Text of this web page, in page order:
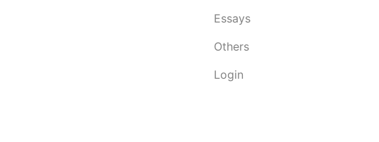
Essays
Others
Login